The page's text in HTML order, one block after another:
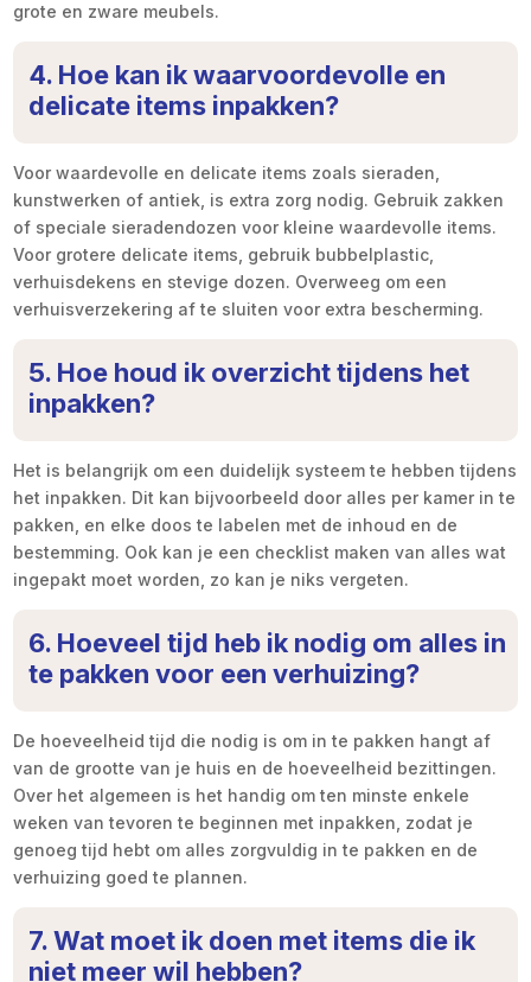
grote en zware meubels.
4. Hoe kan ik waarvoordevolle en
delicate items inpakken?
Voor waardevolle en delicate items zoals sieraden,
kunstwerken of antiek, is extra zorg nodig. Gebruik zakken
of speciale sieradendozen voor kleine waardevolle items.
Voor grotere delicate items, gebruik bubbelplastic,
verhuisdekens en stevige dozen. Overweeg om een
verhuisverzekering af te sluiten voor extra bescherming.
5. Hoe houd ik overzicht tijdens het
inpakken?
Het is belangrijk om een duidelijk systeem te hebben tijdens
het inpakken. Dit kan bijvoorbeeld door alles per kamer in te
pakken, en elke doos te labelen met de inhoud en de
bestemming. Ook kan je een checklist maken van alles wat
ingepakt moet worden, zo kan je niks vergeten.
6. Hoeveel tijd heb ik nodig om alles in
te pakken voor een verhuizing?
De hoeveelheid tijd die nodig is om in te pakken hangt af
van de grootte van je huis en de hoeveelheid bezittingen.
Over het algemeen is het handig om ten minste enkele
weken van tevoren te beginnen met inpakken, zodat je
genoeg tijd hebt om alles zorgvuldig in te pakken en de
verhuizing goed te plannen.
7. Wat moet ik doen met items die ik
niet meer wil hebben?